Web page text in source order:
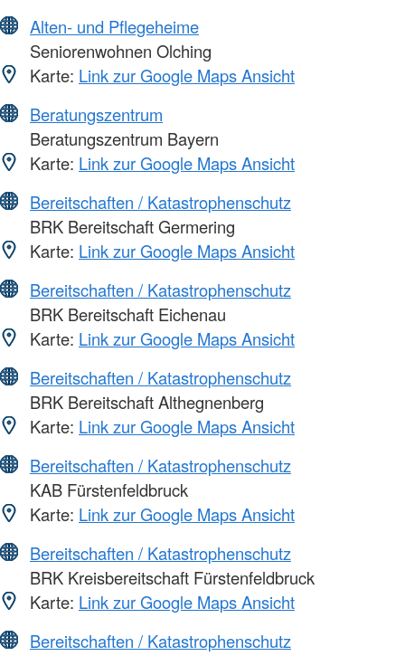
Alten- und Pflegeheime
Seniorenwohnen Olching
Karte: Link zur Google Maps Ansicht
Beratungszentrum
Beratungszentrum Bayern
Karte: Link zur Google Maps Ansicht
Bereitschaften / Katastrophenschutz
BRK Bereitschaft Germering
Karte: Link zur Google Maps Ansicht
Bereitschaften / Katastrophenschutz
BRK Bereitschaft Eichenau
Karte: Link zur Google Maps Ansicht
Bereitschaften / Katastrophenschutz
BRK Bereitschaft Althegnenberg
Karte: Link zur Google Maps Ansicht
Bereitschaften / Katastrophenschutz
KAB Fürstenfeldbruck
Karte: Link zur Google Maps Ansicht
Bereitschaften / Katastrophenschutz
BRK Kreisbereitschaft Fürstenfeldbruck
Karte: Link zur Google Maps Ansicht
Bereitschaften / Katastrophenschutz